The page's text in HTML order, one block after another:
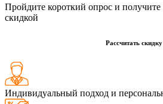
Пройдите короткий опрос и получите
скидкой
Рассчитать скидку
Индивидуальный подход и